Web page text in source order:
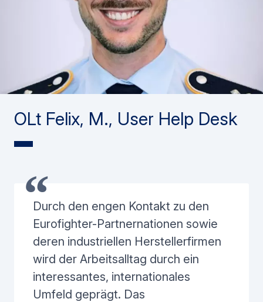
OLt Felix, M., User Help Desk
Durch den engen Kontakt zu den
Eurofighter-Partnernationen sowie
deren industriellen Herstellerfirmen
wird der Arbeitsalltag durch ein
interessantes, internationales
Umfeld geprägt. Das